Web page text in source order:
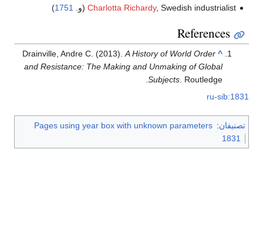
Charlotta Richardy, Swedish industrialist (و. 1751
)
References
^
Drainville, Andre C. (2013).A History of World Order
and Resistance: The Making and Unmaking of Global
Subjects . Routledge.
ru-sib:1831
تصنيفان:
Pages using year box with unknown parameters
1831